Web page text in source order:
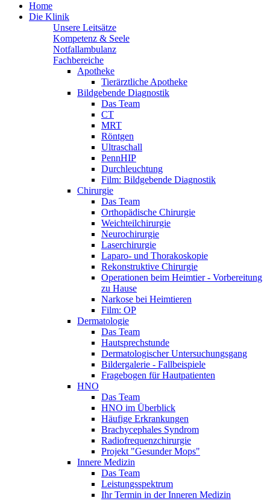
Home
Die Klinik
Unsere Leitsätze
Kompetenz & Seele
Notfallambulanz
Fachbereiche
Apotheke
Tierärztliche Apotheke
Bildgebende Diagnostik
Das Team
CT
MRT
Röntgen
Ultraschall
PennHIP
Durchleuchtung
Film: Bildgebende Diagnostik
Chirurgie
Das Team
Orthopädische Chirurgie
Weichteilchirurgie
Neurochirurgie
Laserchirurgie
Laparo- und Thorakoskopie
Rekonstruktive Chirurgie
Operationen beim Heimtier - Vorbereitung
zu Hause
Narkose bei Heimtieren
Film: OP
Dermatologie
Das Team
Hautsprechstunde
Dermatologischer Untersuchungsgang
Bildergalerie - Fallbeispiele
Fragebogen für Hautpatienten
HNO
Das Team
HNO im Überblick
Häufige Erkrankungen
Brachycephales Syndrom
Radiofrequenzchirurgie
Projekt "Gesunder Mops"
Innere Medizin
Das Team
Leistungsspektrum
Ihr Termin in der Inneren Medizin